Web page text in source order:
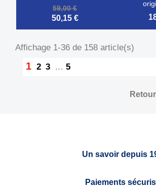
59,00 €
50,15 €
Affichage 1-36 de 158 article(s)
1 2 3 … 5
Un savoir depuis
Paiements